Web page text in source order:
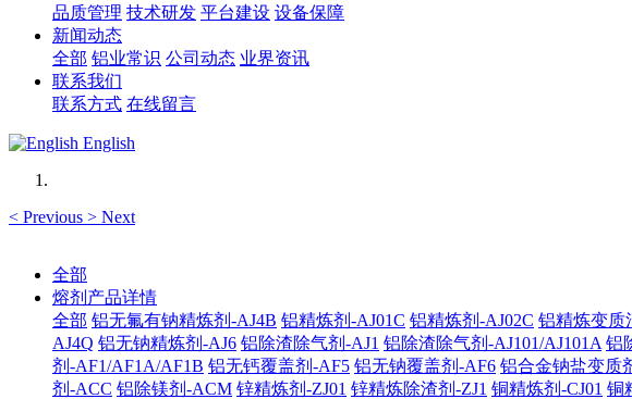
品质管理 技术研发 平台建设 设备保障
新闻动态
全部 铝业常识 公司动态 业界资讯
联系我们
联系方式 在线留言
English
< Previous > Next
全部
熔剂产品详情
全部 铝无氟有钠精炼剂-AJ4B 铝精炼剂-AJ01C 铝精炼剂-AJ02C 铝精炼变质
AJ4Q 铝无钠精炼剂-AJ6 铝除渣除气剂-AJ1 铝除渣除气剂-AJ101/AJ101A 铝
剂-AF1/AF1A/AF1B 铝无钙覆盖剂-AF5 铝无钠覆盖剂-AF6 铝合金钠盐变质
剂-ACC 铝除镁剂-ACM 锌精炼剂-ZJ01 锌精炼除渣剂-ZJ1 铜精炼剂-CJ01 铜